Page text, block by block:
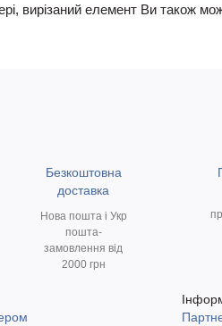
вирізаний елемент Ви також
Безкоштовна
доставка
Нова пошта і Укр
пошта-
замовлення від
2000 грн